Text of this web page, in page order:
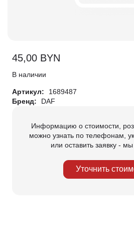
45,00 BYN
В наличии
Артикул:
1689487
Бренд:
DAF
Информацию о стоимости,
можно узнать по телефонам,
или оставить заявку -
Уточнить